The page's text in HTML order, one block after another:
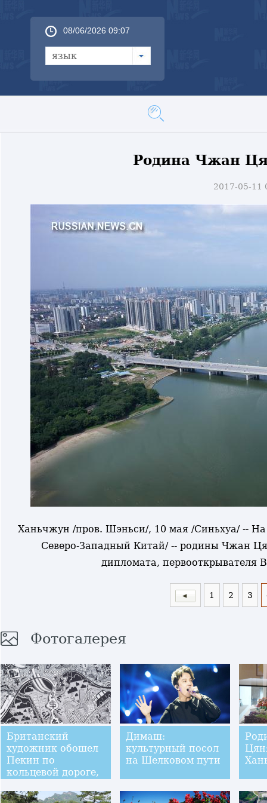
08/06/2026 09:07
язык
Родина Чжан
2017-05-11
Ханьчжун /пров. Шэньси/, 10 мая /Синьхуа/ --
Северо-Западный Китай/ -- родины Чжан
дипломата, первооткрывателя
1 2 3
Фотогалерея
Британский
художник обошел
Пекин по
кольцевой дороге,
карту
Димаш:
культурный посол
на Шелковом пути